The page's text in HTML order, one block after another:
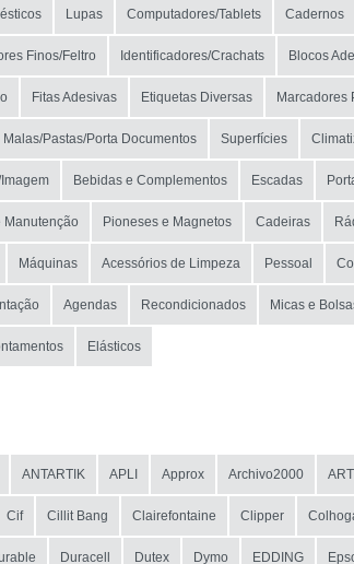
Lupas Computadores/Tablets Cadernos
Finos/Feltro Identificadores/Crachats Blocos
Fitas Adesivas Etiquetas Diversas Marcadores
Malas/Pastas/Porta Documentos Superfícies
Bebidas e Complementos Escadas
Manutenção Pioneses e Magnetos Cadeiras
Máquinas Acessórios de Limpeza Pessoal
Agendas Recondicionados Micas e
Elásticos
ANTARTIK APLI Approx Archivo2000
Cif Cillit Bang Clairefontaine Clipper
Duracell Dutex Dymo EDDING